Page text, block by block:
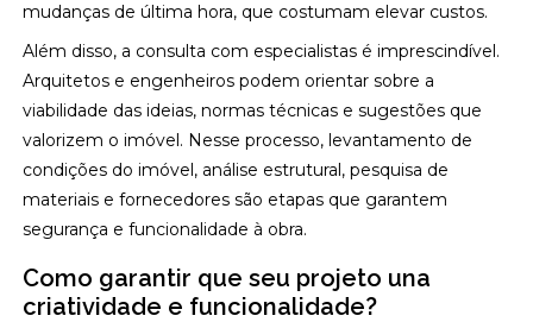
mudanças de última hora, que costumam elevar custos.
Além disso, a consulta com especialistas é imprescindível.
Arquitetos e engenheiros podem orientar sobre a
viabilidade das ideias, normas técnicas e sugestões que
valorizem o imóvel. Nesse processo, levantamento de
condições do imóvel, análise estrutural, pesquisa de
materiais e fornecedores são etapas que garantem
segurança e funcionalidade à obra.
Como garantir que seu projeto una
criatividade e funcionalidade?